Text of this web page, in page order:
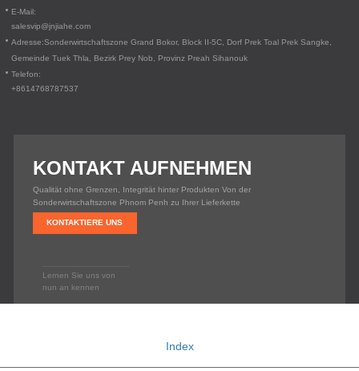
E-Mail:
salesvip@jnjiahe.com
Adresse:Sonderwirtschaftszone Grand Bokor, Block II-5C, Dorf Prek Toal Prek Sangke,
Gemeinde Tuek Thla, Bezirk Prey Nob, Provinz Preah Sihanouk
Telefon:
+8614768787537
KONTAKT AUFNEHMEN
Qualität ohne Grenzen, Integrität hinter Produkten Von der
Sonderwirtschaftszone Phnom Penh zu Ihrer Lieferkette
KONTAKTIERE UNS
Lernen Sie uns von
nun an kennen
Index